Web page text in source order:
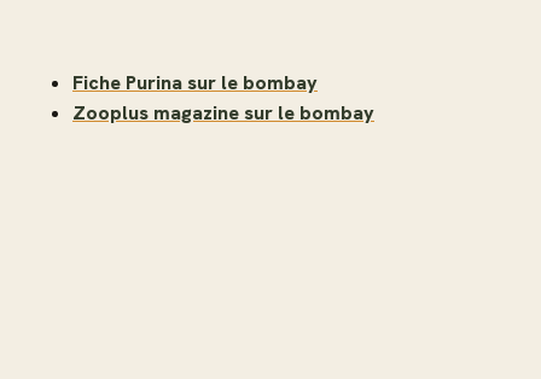
Fiche Purina sur le bombay
Zooplus magazine sur le bombay